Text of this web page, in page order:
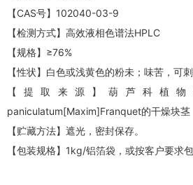
【CAS号】102040-03-9
【检测方式】高效液相色谱法HPLC
【规格】≥76%
【性状】白色或浅黄色的粉未；味苦，可
【提取来源】葫芦科植物假
paniculatum[Maxim]Franquet的干燥块茎
【贮藏方法】遮光，密封保存。
【包装规格】1kg/铝箔袋，或按客户要求